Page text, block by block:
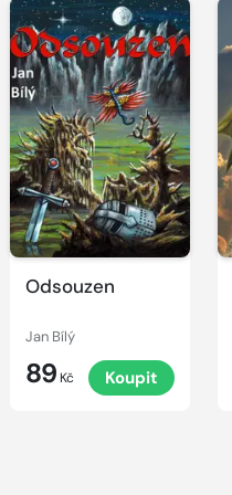
Odsouzen
Jan Bílý
89 Kč Koupit